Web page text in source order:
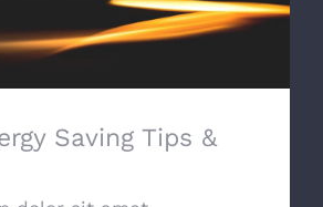
Saving Tips &